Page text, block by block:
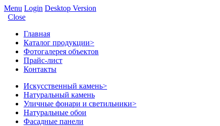
Menu Login Desktop Version
Close
Главная
Каталог продукции>
Фотогалерея объектов
Прайс-лист
Контакты
Искусственный камень>
Натуральный камень
Уличные фонари и светильники>
Натуральные обои
Фасадные панели